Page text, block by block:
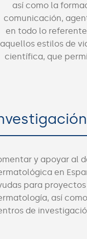
así como la
comunicación,
en todo lo
aquellos estilos de
científica, que
y apoyar al
en
para
así
de